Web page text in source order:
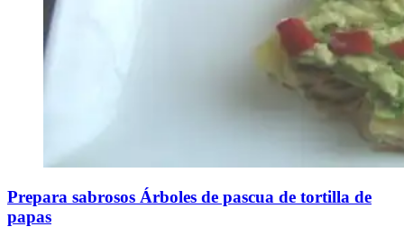
Prepara sabrosos Árboles de pascua de tortilla de
papas